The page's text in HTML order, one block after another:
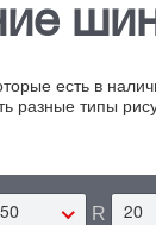
есть в
типы
50 R 20